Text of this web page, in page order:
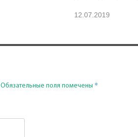
12.07.2019
Обязательные поля помечены *